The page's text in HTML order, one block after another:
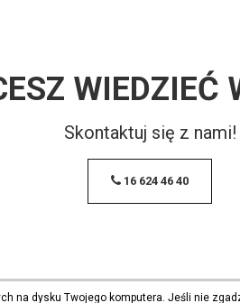
WIEDZIEĆ
Skontaktuj się z nami!
16 624 46 40
na dysku Twojego komputera. Jeśli nie